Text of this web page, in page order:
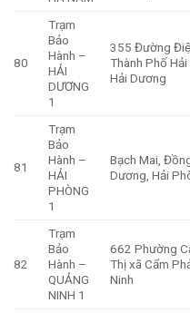
80
Trạm
Bảo
Hành –
HẢI
DƯƠNG
1
355 Đường
Thành Phố
Hải Dương
81
Trạm
Bảo
Hành –
HẢI
PHÒNG
1
Bạch Mai,
Dương, Hải
82
Trạm
Bảo
Hành –
QUẢNG
NINH 1
662 Phường
Thị xã Cẩm
Ninh